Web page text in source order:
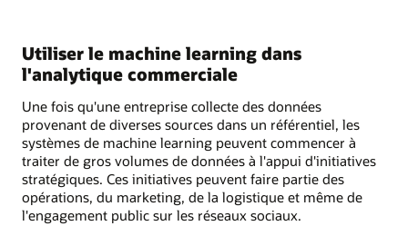
Utiliser le machine learning dans
l'analytique commerciale
Une fois qu'une entreprise collecte des données
provenant de diverses sources dans un référentiel, les
systèmes de machine learning peuvent commencer à
traiter de gros volumes de données à l'appui d'initiatives
stratégiques. Ces initiatives peuvent faire partie des
opérations, du marketing, de la logistique et même de
l'engagement public sur les réseaux sociaux.